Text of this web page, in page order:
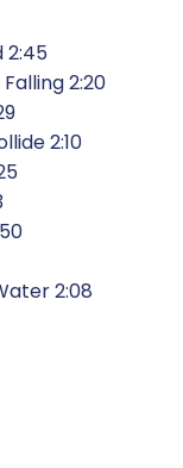
2:45
2:20
2:10
2:08